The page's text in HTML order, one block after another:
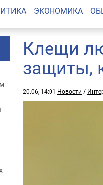
ЭКОНОМИКА
Клещи
защиты,
20.06, 14:01 Новости /